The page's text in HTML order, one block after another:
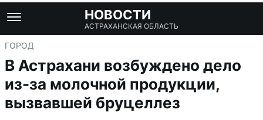
НОВОСТИ
АСТРАХАНСКАЯ ОБЛАСТЬ
ГОРОД
В Астрахани возбуждено дело
из-за молочной продукции,
вызвавшей бруцеллез